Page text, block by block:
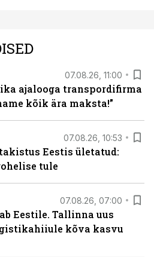
07.08.26, 11:00
ajalooga transpordifirma
kõik ära maksta!”
07.08.26, 10:53
Eestis ületatud:
tule
07.08.26, 07:00
Eestile. Tallinna uus
kõva kasvu